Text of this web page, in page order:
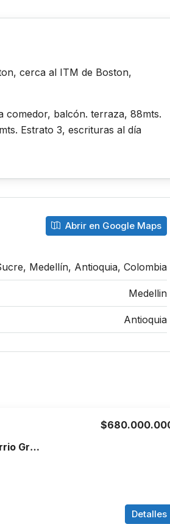
cerca al ITM de Boston,
comedor, balcón. terraza, 88mts.
Estrato 3, escrituras al día
Abrir en Google Maps
Medellín, Antioquia, Colombia
Medellin
Antioquia
Venta de Casa de 2 Plantas en el Barrio Granada, Armenia, Quindío
Detalles